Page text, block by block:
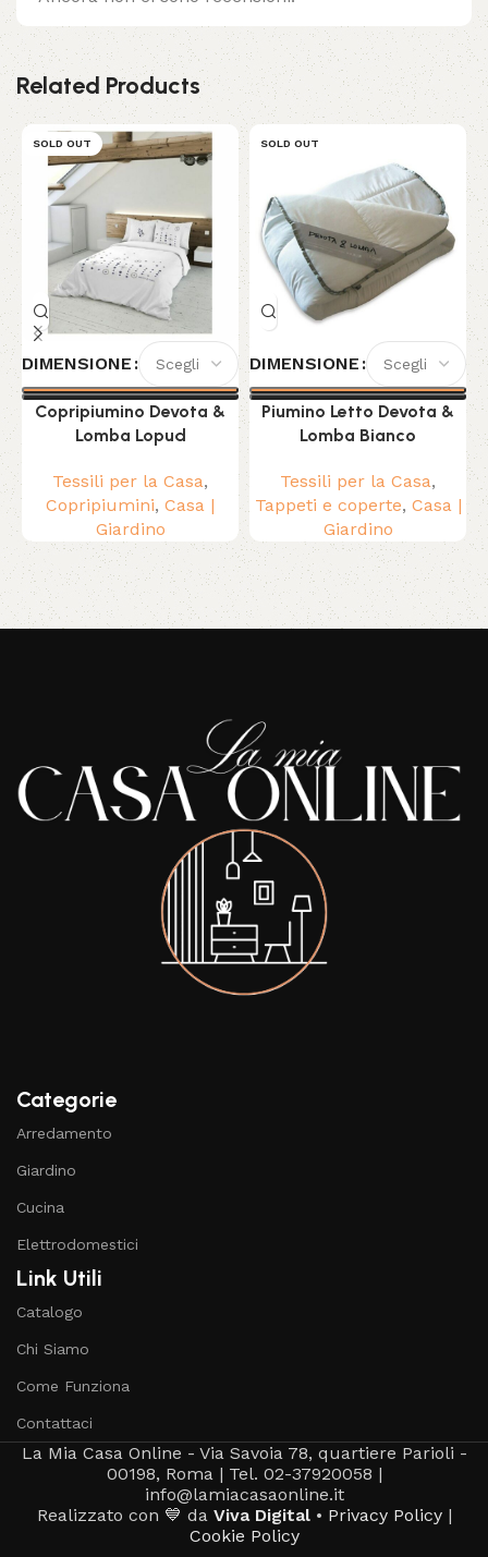
Related Products
SOLD OUT
DIMENSIONE
Copripiumino Devota &
Lomba Lopud
Tessili per la Casa,
Copripiumini, Casa |
Giardino
SOLD OUT
DIMENSIONE
Piumino Letto Devota &
Lomba Bianco
Tessili per la Casa,
Tappeti e coperte, Casa |
Giardino
Read More
Categorie
Arredamento
Giardino
Cucina
Elettrodomestici
Link Utili
Catalogo
Chi Siamo
Come Funziona
Contattaci
La Mia Casa Online - Via Savoia 78, quartiere Parioli -
00198, Roma | Tel. 02-37920058 |
info@lamiacasaonline.it
Realizzato con 💙 da Viva Digital• Privacy Policy|
Cookie Policy